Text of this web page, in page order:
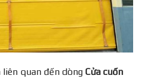
quan đến dòng Cửa cuốn